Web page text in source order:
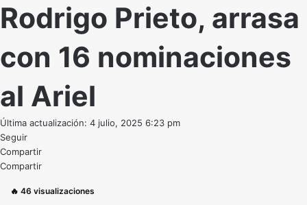
Rodrigo Prieto, arrasa
con 16 nominaciones
al Ariel
Última actualización: 4 julio, 2025 6:23 pm
Seguir
Compartir
Compartir
🔥 46 visualizaciones